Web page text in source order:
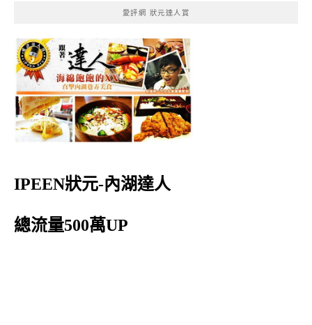
愛評網 狀元達人賞
IPEEN狀元-內湖達人
總流量500萬UP